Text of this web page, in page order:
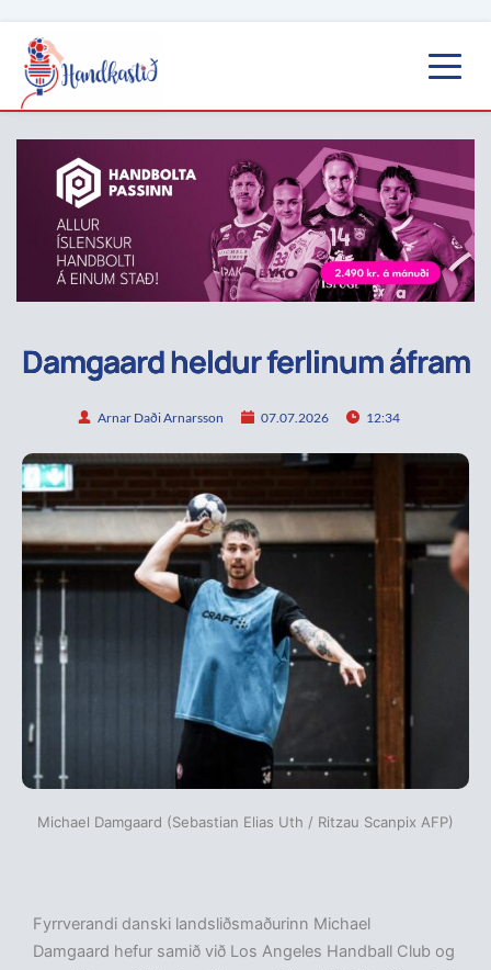
Damgaard heldur ferlinum áfram
Arnar Daði Arnarsson 07.07.2026 12:34
Michael Damgaard (Sebastian Elias Uth / Ritzau Scanpix AFP)
Fyrrverandi danski landsliðsmaðurinn Michael
Damgaard hefur samið við Los Angeles Handball Club og